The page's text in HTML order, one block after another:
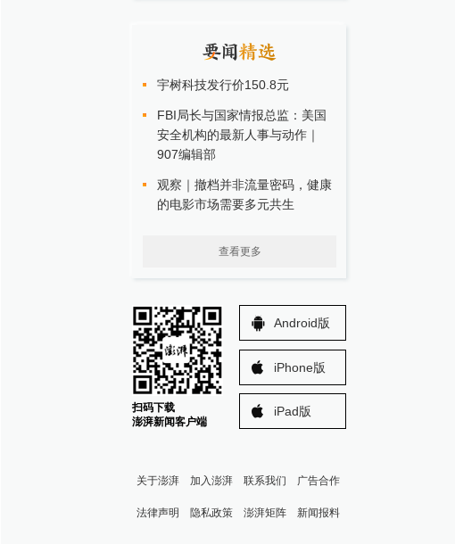
宇树科技发行价150.8元
FBI局长与国家情报总监：美国
安全机构的最新人事与动作｜
907编辑部
观察｜撤档并非流量密码，健康
的电影市场需要多元共生
查看更多
扫码下载
澎湃新闻客户端
Android版
iPhone版
iPad版
关于澎湃 加入澎湃 联系我们 广告合作
法律声明 隐私政策 澎湃矩阵 新闻报料